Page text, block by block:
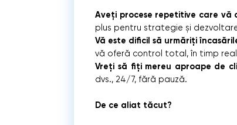
Aveți procese repetitive care vă
plus pentru strategie și
Vă este dificil să urmăriți
vă oferă control total, în timp
Vreți să fiți mereu aproape de
dvs., 24/7, fără pauză.
De ce aliat tăcut?